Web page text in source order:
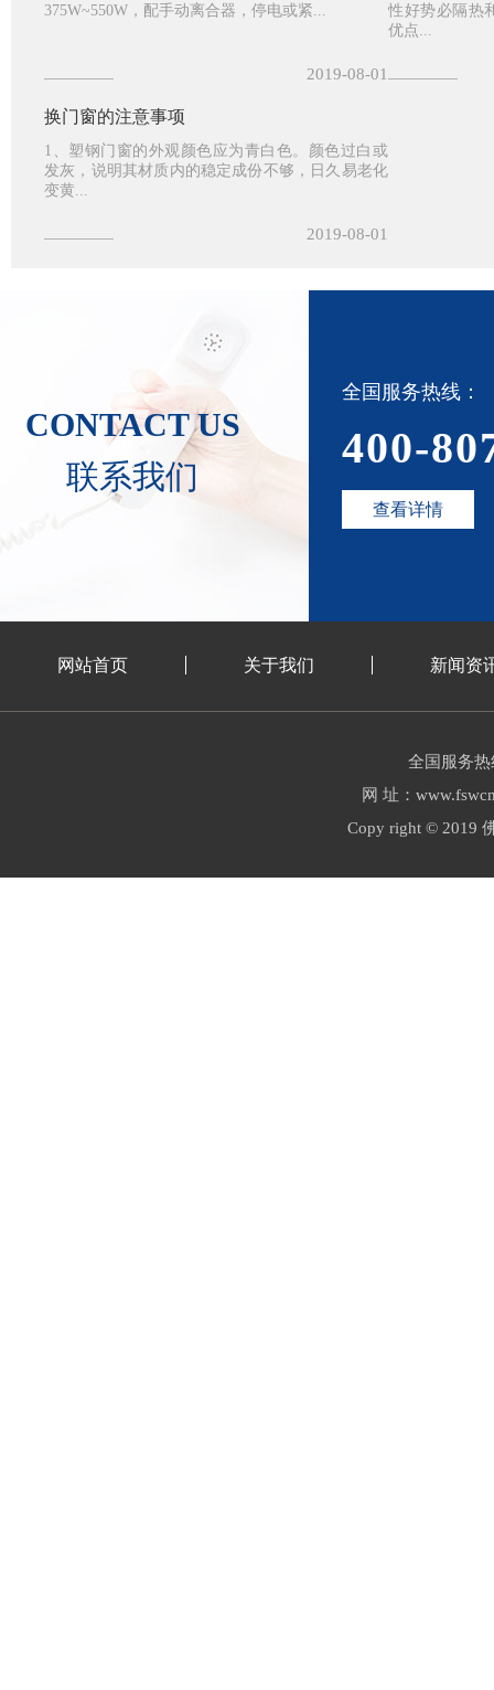
375W~550W，配手动离合器，停电或紧...
2019-08-01
性好势必隔热
优点...
换门窗的注意事项
1、塑钢门窗的外观颜色应为青白色。颜色过白或
发灰，说明其材质内的稳定成份不够，日久易老化
变黄...
2019-08-01
CONTACT US
联系我们
全国服务热线：
400-
查看详情
网站首页 关于我们 新闻资
全国服务热
网 址：
Copy right © 2019